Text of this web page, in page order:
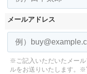
メールアドレス
※ご記入いただいたメー
ルをお送りいたします。